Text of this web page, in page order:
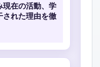
現在の活動、学
された理由を徹